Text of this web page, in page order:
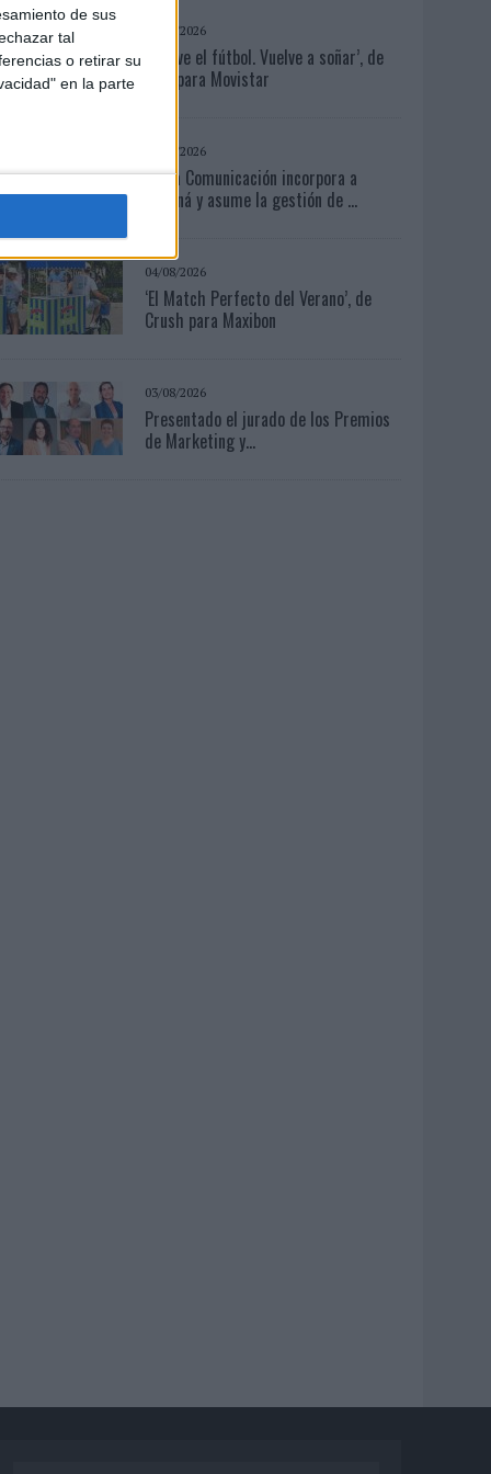
de sus
tal
o retirar su
en la parte
03/08/2026
‘Vuelve el fútbol. Vuelve a soñar’, de
VML para Movistar
05/08/2026
Fabra Comunicación incorpora a
Casoná y asume la gestión de ...
04/08/2026
‘El Match Perfecto del Verano’, de
Crush para Maxibon
03/08/2026
Presentado el jurado de los Premios
de Marketing y...